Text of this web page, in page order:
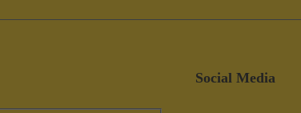
Social Media